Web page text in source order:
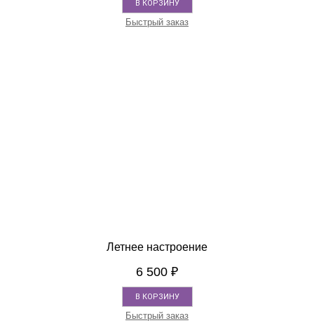
В КОРЗИНУ
Быстрый заказ
Летнее настроение
6 500 ₽
В КОРЗИНУ
Быстрый заказ